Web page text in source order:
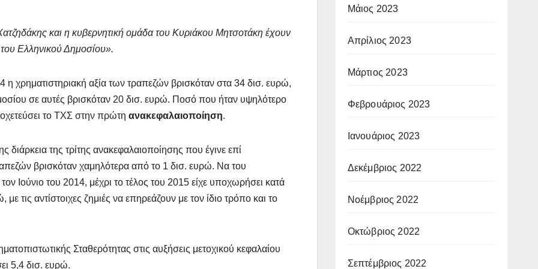
και η κυβερνητική ομάδα του Κυριάκου Μητσοτάκη έχουν
Ελληνικού Δημοσίου».
η χρηματιστηριακή αξία των τραπεζών βρισκόταν στα 34 δισ. ευρώ,
σε αυτές βρισκόταν 20 δισ. ευρώ. Ποσό που ήταν υψηλότερο
το ΤΧΣ στην πρώτη ανακεφαλαιοποίηση.
της τρίτης ανακεφαλαιοποίησης που έγινε επί
βρισκόταν χαμηλότερα από το 1 δισ. ευρώ. Να του
Ιούνιο του 2014, μέχρι το τέλος του 2015 είχε υποχωρήσει κατά
τις αντίστοιχες ζημιές να επηρεάζουν με τον ίδιο τρόπο και το
Σταθερότητας στις αυξήσεις μετοχικού κεφαλαίου
5,4 δισ. ευρώ.
Μάιος 2023
Απρίλιος 2023
Μάρτιος 2023
Φεβρουάριος 2023
Ιανουάριος 2023
Δεκέμβριος 2022
Νοέμβριος 2022
Οκτώβριος 2022
Σεπτέμβριος 2022